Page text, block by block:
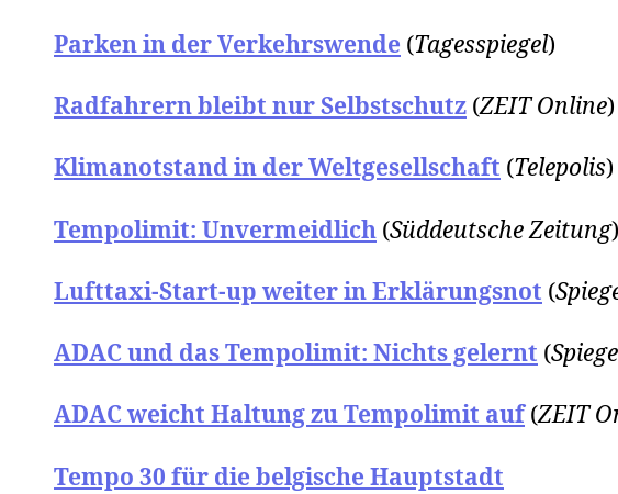
Parken in der Verkehrswende (Tagesspiegel)
Radfahrern bleibt nur Selbstschutz (ZEIT Online)
Klimanotstand in der Weltgesellschaft (Telepolis)
Tempolimit: Unvermeidlich (Süddeutsche Zeitung)
Lufttaxi-Start-up weiter in Erklärungsnot (
ADAC und das Tempolimit: Nichts gelernt (
ADAC weicht Haltung zu Tempolimit auf(ZEIT
Tempo 30 für die belgische Hauptstadt